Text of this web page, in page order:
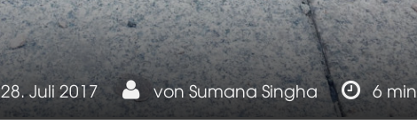
28. Juli 2017 vonSumana Singha 6 min